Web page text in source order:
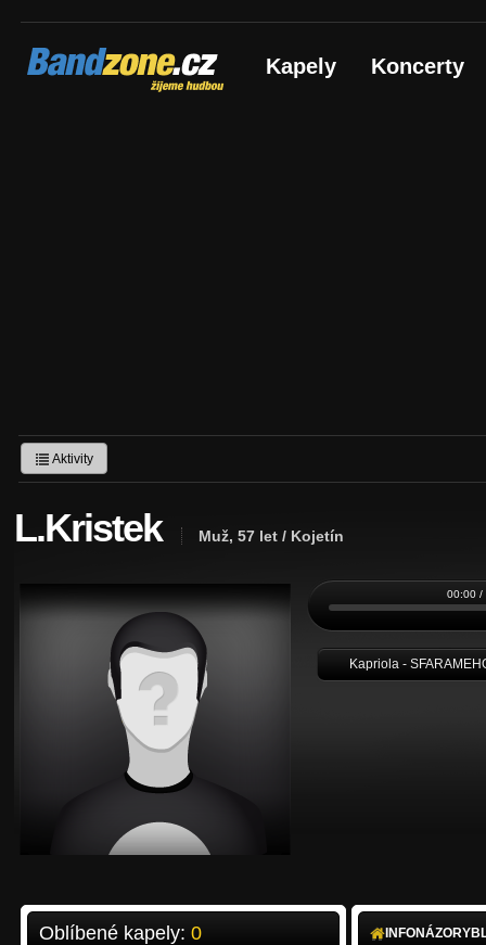
Bandzone.cz
žijeme hudbou Kapely Koncerty
Aktivity
L.Kristek Muž, 57 let / Kojetín
00:00 /
Kapriola -
Oblíbené kapely: 0 INFONÁZORY